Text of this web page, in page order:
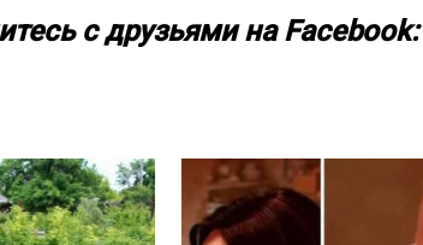
с друзьями на Facebook: